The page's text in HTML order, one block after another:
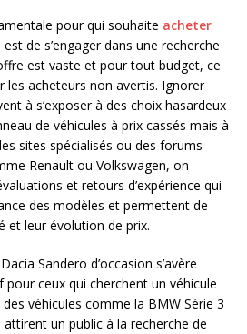
pour qui souhaite acheter
est de s’engager dans une recherche
est vaste et pour tout budget, ce
les acheteurs non avertis. Ignorer
à s’exposer à des choix hasardeux
de véhicules à prix cassés mais à
sites spécialisés ou des forums
Renault ou Volkswagen, on
et retours d’expérience qui
des modèles et permettent de
et leur évolution de prix.
Sandero d’occasion s’avère
ceux qui cherchent un véhicule
véhicules comme la BMW Série 3
attirent un public à la recherche de